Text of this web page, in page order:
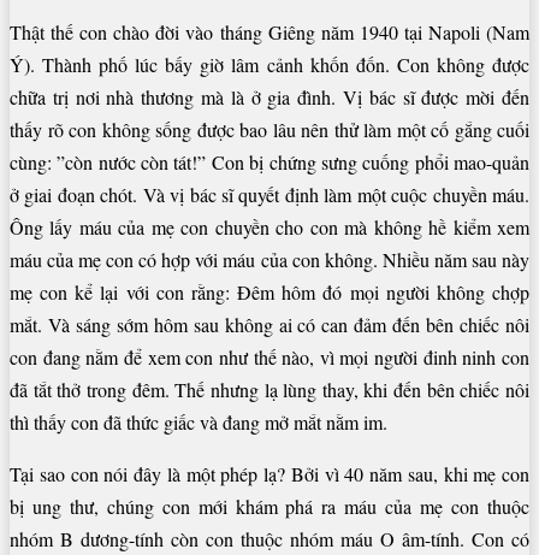
Thật thế con chào đời vào tháng Giêng năm 1940 tại Napoli (Nam
Ý). Thành phố lúc bấy giờ lâm cảnh khốn đốn. Con không được
chữa trị nơi nhà thương mà là ở gia đình. Vị bác sĩ được mời đến
thấy rõ con không sống được bao lâu nên thử làm một cố gắng cuối
cùng: ”còn nước còn tát!” Con bị chứng sưng cuống phổi mao-quản
ở giai đoạn chót. Và vị bác sĩ quyết định làm một cuộc chuyền máu.
Ông lấy máu của mẹ con chuyền cho con mà không hề kiểm xem
máu của mẹ con có hợp với máu của con không. Nhiều năm sau này
mẹ con kể lại với con rằng: Đêm hôm đó mọi người không chợp
mắt. Và sáng sớm hôm sau không ai có can đảm đến bên chiếc nôi
con đang nằm để xem con như thế nào, vì mọi người đinh ninh con
đã tắt thở trong đêm. Thế nhưng lạ lùng thay, khi đến bên chiếc nôi
thì thấy con đã thức giấc và đang mở mắt nằm im.
Tại sao con nói đây là một phép lạ? Bởi vì 40 năm sau, khi mẹ con
bị ung thư, chúng con mới khám phá ra máu của mẹ con thuộc
nhóm B dương-tính còn con thuộc nhóm máu O âm-tính. Con có